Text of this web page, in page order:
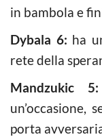
in bambola e
Dybala 6: ha
rete della
Mandzukic 5:
un’occasione,
porta